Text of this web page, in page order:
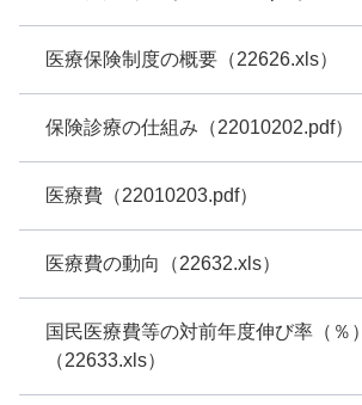
医療保険制度の概要（22626.xls）
保険診療の仕組み（22010202.pdf）
医療費（22010203.pdf）
医療費の動向（22632.xls）
国民医療費等の対前年度伸び率（％）
（22633.xls）